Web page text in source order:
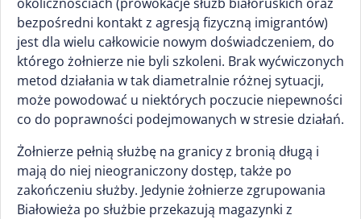
bezpośredni kontakt z agresją fizyczną imigrantów)
jest dla wielu całkowicie nowym doświadczeniem, do
którego żołnierze nie byli szkoleni. Brak wyćwiczonych
metod działania w tak diametralnie różnej sytuacji,
może powodować u niektórych poczucie niepewności
co do poprawności podejmowanych w stresie działań.
Żołnierze pełnią służbę na granicy z bronią długą i
mają do niej nieograniczony dostęp, także po
zakończeniu służby. Jedynie żołnierze zgrupowania
Białowieża po służbie przekazują magazynki z